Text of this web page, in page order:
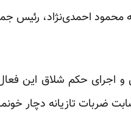
و اجرای حکم شلاق این
ضربات تازیانه دچار